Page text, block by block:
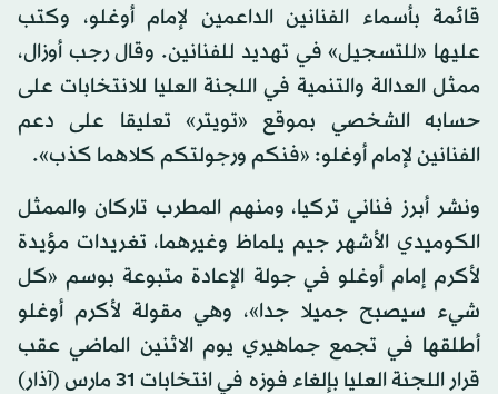
قائمة بأسماء الفنانين الداعمين لإمام أوغلو، وكتب
عليها «للتسجيل» في تهديد للفنانين. وقال رجب أوزال،
ممثل العدالة والتنمية في اللجنة العليا للانتخابات على
حسابه الشخصي بموقع «تويتر» تعليقا على دعم
الفنانين لإمام أوغلو: «فنكم ورجولتكم كلاهما كذب».
ونشر أبرز فناني تركيا، ومنهم المطرب تاركان والممثل
الكوميدي الأشهر جيم يلماظ وغيرهما، تغريدات مؤيدة
لأكرم إمام أوغلو في جولة الإعادة متبوعة بوسم «كل
شيء سيصبح جميلا جدا»، وهي مقولة لأكرم أوغلو
أطلقها في تجمع جماهيري يوم الاثنين الماضي عقب
قرار اللجنة العليا بإلغاء فوزه في انتخابات 31 مارس (آذار)